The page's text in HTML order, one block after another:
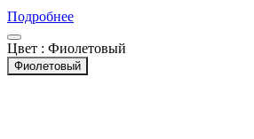
Подробнее
Цвет : Фиолетовый
Фиолетовый